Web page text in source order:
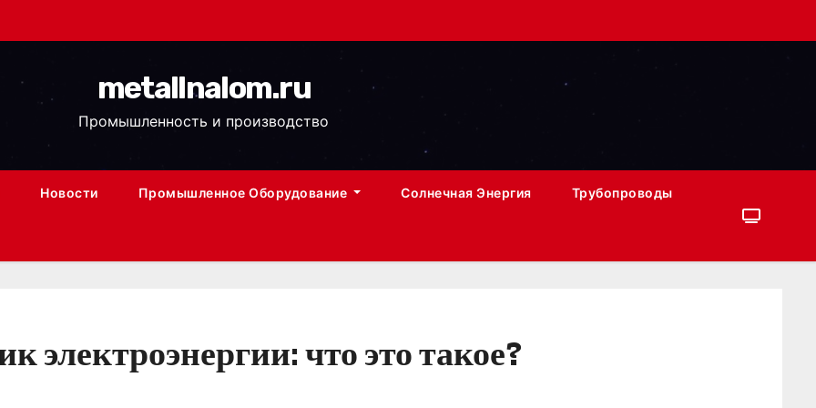
metallnalom.ru
Промышленность и производство
Новости Промышленное Оборудование Солнечная Энергия Трубопроводы
электроэнергии: что это такое?